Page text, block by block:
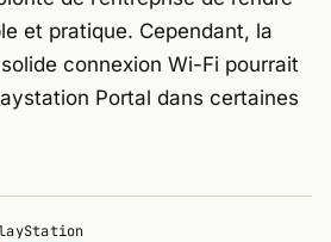
et pratique. Cependant, la
connexion Wi-Fi pourrait
Portal dans certaines